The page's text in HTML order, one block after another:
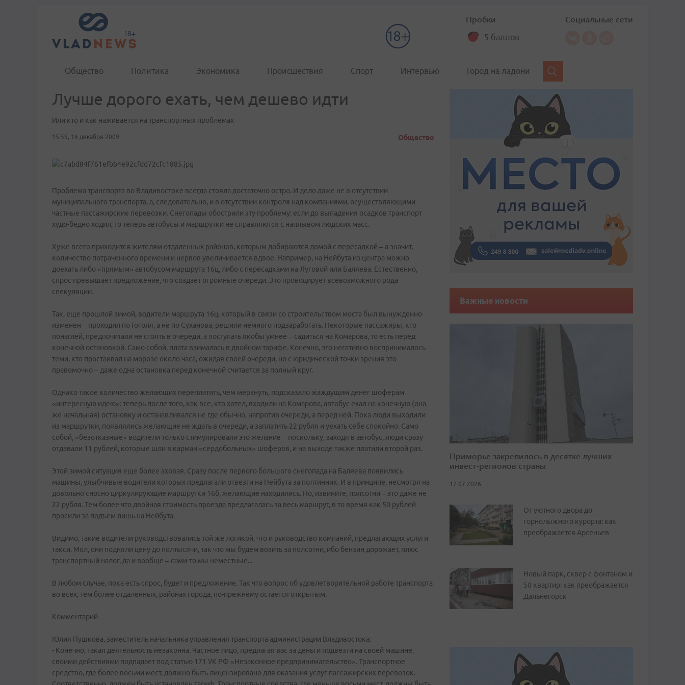
Пробки
5 баллов
Социальные сети
Общество Политика Экономика Происшествия Спорт Интервью Город на ладони
Лучше дорого ехать, чем дешево идти
Или кто и как наживается на транспортных проблемах
15:55, 16 декабря 2009 Общество
Проблема транспорта во Владивостоке всегда стояла достаточно остро. И дело даже не в отсутствии
муниципального транспорта, а, следовательно, и в отсутствии контроля над компаниями, осуществляющими
частные пассажирские перевозки. Снегопады обострили эту проблему: если до выпадения осадков транспорт
худо-бедно ходил, то теперь автобусы и маршрутки не справляются с наплывом людских масс.
Хуже всего приходится жителям отдаленных районов, которым добираются домой с пересадкой – а значит,
количество потраченного времени и нервов увеличивается вдвое. Например, на Нейбута из центра можно
доехать либо «прямым» автобусом маршрута 16ц, либо с пересадками на Луговой или Баляева. Естественно,
спрос превышает предложение, что создает огромные очереди. Это провоцирует всевозможного рода
спекуляции.
Так, еще прошлой зимой, водители маршрута 16ц, который в связи со строительством моста был вынужденно
изменен – проходил по Гоголя, а не по Суханова, решили немного подзаработать. Некоторые пассажиры, кто
понаглей, предпочитали не стоять в очереди, а поступать якобы умнее – садиться на Комарова, то есть перед
конечной остановкой. Само собой, плата взималась в двойном тарифе. Конечно, это негативно воспринималось
теми, кто простаивал на морозе около часа, ожидая своей очереди, но с юридической точки зрения это
правомочно – даже одна остановка перед конечной считается за полный круг.
Однако такое количество желающих переплатить, чем мерзнуть, подсказало жаждущим денег шоферам
«интересную идею»: теперь после того, как все, кто хотел, входили на Комарова, автобус ехал на конечную (она
же начальная) остановку и останавливался не где обычно, напротив очереди, а перед ней. Пока люди выходили
из маршрутки, появлялись желающие не ждать в очереди, а заплатить 22 рубля и уехать себе спокойно. Само
собой, «безотказные» водители только стимулировали это желание – поскольку, заходя в автобус, люди сразу
отдавали 11 рублей, которые шли в карман «сердобольных» шоферов, и на выходе также платили второй раз.
Этой зимой ситуация еще более аховая. Сразу после первого большого снегопада на Баляева появились
машины, улыбчивые водители которых предлагали отвезти на Нейбута за полтинник. И в принципе, несмотря на
довольно сносно циркулирующие маршрутки 16б, желающие находились. Но, извините, полсотни – это даже не
22 рубля. Тем более что двойная стоимость проезда предлагалась за весь маршрут, в то время как 50 рублей
просили за подъем лишь на Нейбута.
Видимо, такие водители руководствовались той же логикой, что и руководство компаний, предлагающих услуги
такси. Мол, они подняли цену до полтысячи, так что мы будем возить за полсотни, ибо бензин дорожает, плюс
транспортный налог, да и вообще – сами-то мы неместные...
В любом случае, пока есть спрос, будет и предложение. Так что вопрос об удовлетворительной работе транспорта
во всех, тем более отдаленных, районах города, по-прежнему остается открытым.
Комментарий
Юлия Пушкова, заместитель начальника управления транспорта администрации Владивостока:
- Конечно, такая деятельность незаконна. Частное лицо, предлагая вас за деньги подвезти на своей машине,
своими действиями подпадает под статью 171 УК РФ «Незаконное предпринимательство». Транспортное
средство, где более восьми мест, должно быть лицензировано для оказания услуг пассажирских перевозок.
Важные новости
Приморье закрепилось в десятке лучших
инвест-регионов страны
17.07.2026
От уютного двора до
горнолыжного курорта: как
преображается Арсеньев
Новый парк, сквер с фонтаном и
50 квартир: как преображается
Дальнегорск